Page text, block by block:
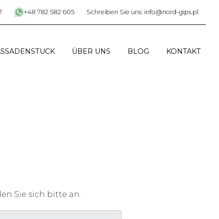
+48 782 582 605 Schreiben Sie uns: info@nord-gips.pl
ÜBER UNS BLOG KONTAKT
Sie sich bitte an.